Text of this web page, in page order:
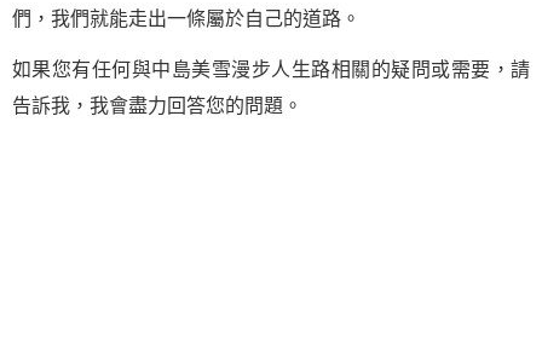
們，我們就能走出一條屬於自己的道路。
如果您有任何與中島美雪漫步人生路相關的疑問或需要，請
告訴我，我會盡力回答您的問題。